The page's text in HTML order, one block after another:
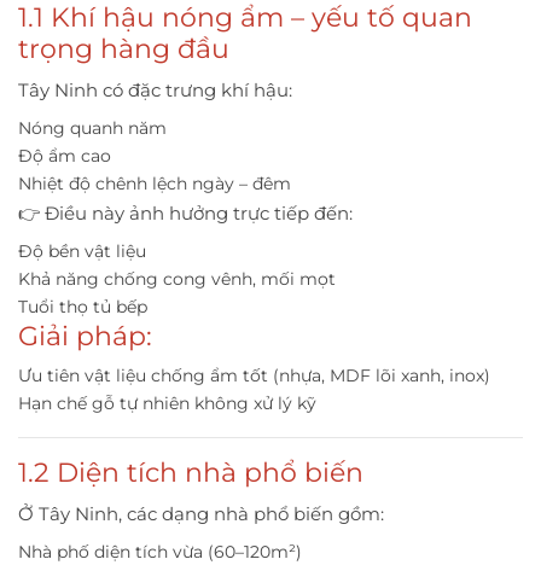
1.1 Khí hậu nóng ẩm – yếu tố quan
trọng hàng đầu
Tây Ninh có đặc trưng khí hậu:
Nóng quanh năm
Độ ẩm cao
Nhiệt độ chênh lệch ngày – đêm
👉 Điều này ảnh hưởng trực tiếp đến:
Độ bền vật liệu
Khả năng chống cong vênh, mối mọt
Tuổi thọ tủ bếp
Giải pháp:
Ưu tiên vật liệu chống ẩm tốt (nhựa, MDF lõi xanh, inox)
Hạn chế gỗ tự nhiên không xử lý kỹ
1.2 Diện tích nhà phổ biến
Ở Tây Ninh, các dạng nhà phổ biến gồm:
Nhà phố diện tích vừa (60–120m²)